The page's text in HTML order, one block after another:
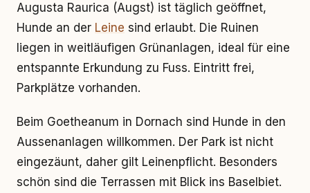
Augusta Raurica (Augst) ist täglich geöffnet,
Hunde an der Leine sind erlaubt. Die Ruinen
liegen in weitläufigen Grünanlagen, ideal für eine
entspannte Erkundung zu Fuss. Eintritt frei,
Parkplätze vorhanden.
Beim Goetheanum in Dornach sind Hunde in den
Aussenanlagen willkommen. Der Park ist nicht
eingezäunt, daher gilt Leinenpflicht. Besonders
schön sind die Terrassen mit Blick ins Baselbiet.